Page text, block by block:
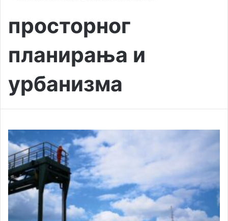
просторног
планирања и
урбанизма